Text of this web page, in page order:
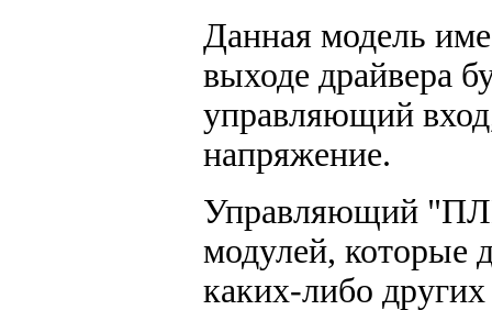
Данная модель
выходе драйвера
управляющий
напряжение.
Управляющий
модулей, которые
каких-либо